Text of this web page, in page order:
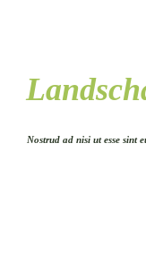
Nostrud ad nisi ut esse sint